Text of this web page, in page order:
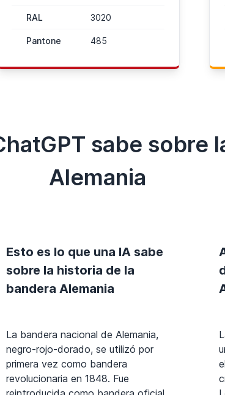
RAL 3020
Pantone 485
sabe sobre
Alemania
Esto es lo que una IA sabe
sobre la historia de la
bandera Alemania
La bandera nacional de Alemania,
negro-rojo-dorado, se utilizó por
primera vez como bandera
revolucionaria en 1848. Fue